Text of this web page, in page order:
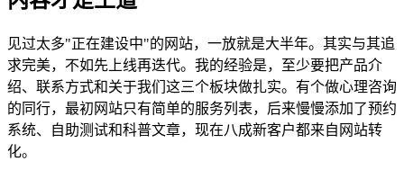
见过太多"正在建设中"的网站，一放就是大半年。其实与其追
求完美，不如先上线再迭代。我的经验是，至少要把产品介
绍、联系方式和关于我们这三个板块做扎实。有个做心理咨询
的同行，最初网站只有简单的服务列表，后来慢慢添加了预约
系统、自助测试和科普文章，现在八成新客户都来自网站转
化。